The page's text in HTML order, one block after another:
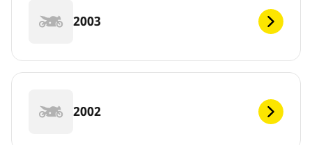
2003
2002